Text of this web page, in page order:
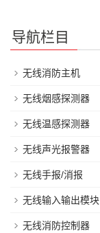
导航栏目
无线消防主机
无线烟感探测器
无线温感探测器
无线声光报警器
无线手报/消报
无线输入输出模块
无线消防控制器